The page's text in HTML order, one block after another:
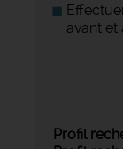
avant et
Profil